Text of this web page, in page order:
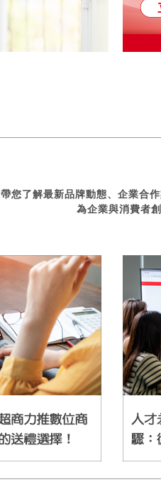
帶您了解最新品牌動態、企業合
為企業與消費者